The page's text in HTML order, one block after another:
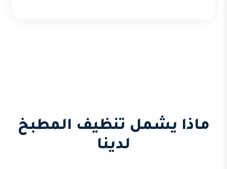
ماذا يشمل تنظيف المطبخ
لدينا